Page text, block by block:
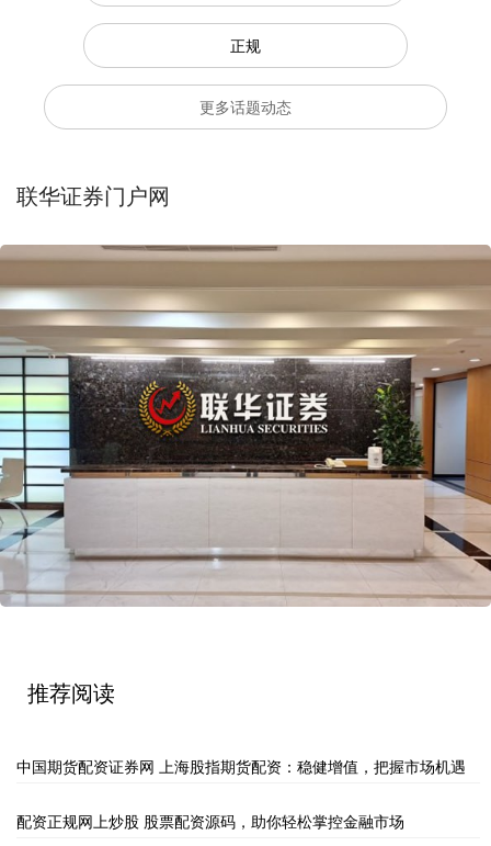
正规
更多话题动态
联华证券门户网
推荐阅读
中国期货配资证券网 上海股指期货配资：稳健增值，把握市场机遇
配资正规网上炒股 股票配资源码，助你轻松掌控金融市场